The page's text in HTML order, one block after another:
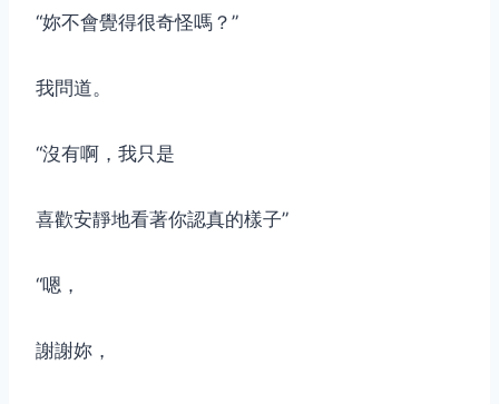
“妳不會覺得很奇怪嗎？”
我問道。
“沒有啊，我只是
喜歡安靜地看著你認真的樣子”
“嗯，
謝謝妳，